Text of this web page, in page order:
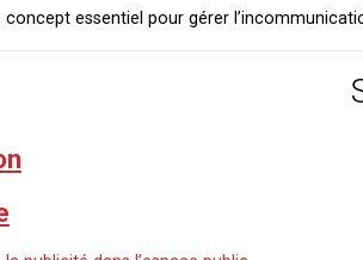
concept essentiel pour gérer